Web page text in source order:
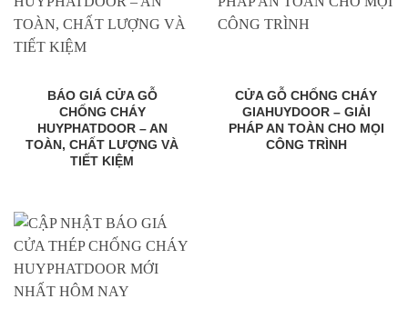
BÁO GIÁ CỬA GỖ
CHỐNG CHÁY
HUYPHATDOOR – AN
TOÀN, CHẤT LƯỢNG VÀ
TIẾT KIỆM
CỬA GỖ CHỐNG CHÁY
GIAHUYDOOR – GIẢI
PHÁP AN TOÀN CHO MỌI
CÔNG TRÌNH